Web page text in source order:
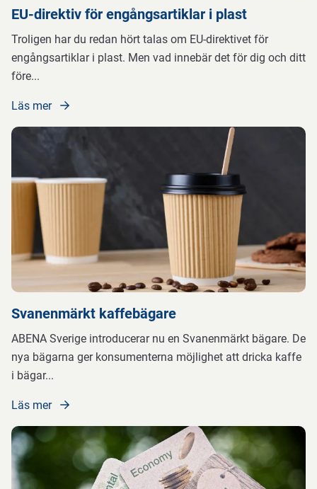
EU-direktiv för engångsartiklar i plast
Troligen har du redan hört talas om EU-direktivet för
engångsartiklar i plast. Men vad innebär det för dig och ditt
före...
Läs mer
Svanenmärkt kaffebägare
ABENA Sverige introducerar nu en Svanenmärkt bägare. De
nya bägarna ger konsumenterna möjlighet att dricka kaffe
i bägar...
Läs mer